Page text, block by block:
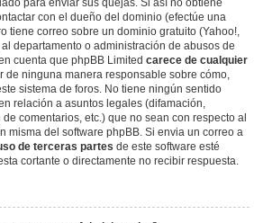
para enviar sus quejas. Si así no obtiene
con el dueño del dominio (efectúe una
tiene correo sobre un dominio gratuito (Yahoo!,
departamento o administración de abusos de
cuenta que phpBB Limited carece de cualquier
de ninguna manera responsable sobre cómo,
sistema de foros. No tiene ningún sentido
relación a asuntos legales (difamación,
comentarios, etc.) que no sean con respecto al
misma del software phpBB. Si envia un correo a
de terceras partes de este software esté
cortante o directamente no recibir respuesta.